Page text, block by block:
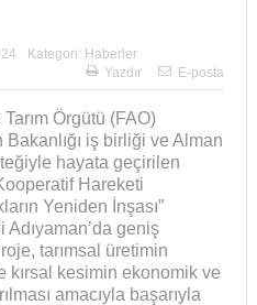
Kategori: Haberler
Yazdır
E-posta
Örgütü (FAO)
Bakanlığı iş birliği ve Alman
hayata geçirilen
Hareketi
Yeniden İnşası”
geniş
tarımsal üretimin
kırsal kesimin ekonomik ve
amacıyla başarıyla